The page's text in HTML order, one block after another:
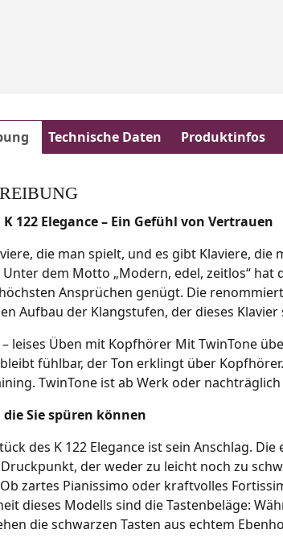
Technische Daten Produktinfos
122 Elegance – Ein Gefühl von Vertrauen
die man spielt, und es gibt Klaviere,
Unter dem Motto „Modern, edel, zeitlos“
Ansprüchen genügt. Die
Aufbau der Klangstufen, der dieses Klavier
– leises Üben mit Kopfhörer Mit TwinTone
fühlbar, der Ton erklingt über
TwinTone ist ab Werk oder
Sie spüren können
des K 122 Elegance ist sein Anschlag.
der weder zu leicht noch zu
zartes Pianissimo oder kraftvolles
dieses Modells sind die Tastenbeläge:
die schwarzen Tasten aus echtem